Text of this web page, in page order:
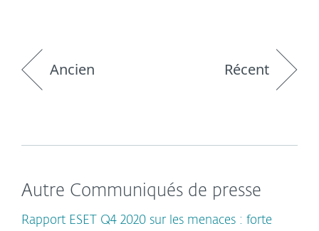
Ancien Récent
Autre Communiqués de presse
Rapport ESET Q4 2020 sur les menaces : forte